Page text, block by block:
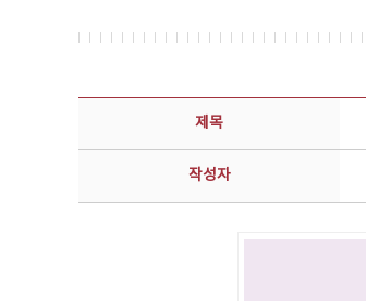
공지사항 상세보기 - 제목, 담당부서, 담당자, 담당연락처, 내용, 첨부파일 정보 제공
제목
작성자